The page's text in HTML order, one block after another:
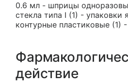
0.6 мл - шприцы
стекла типа I (1) - упаковки
контурные пластиковые (1)
действие